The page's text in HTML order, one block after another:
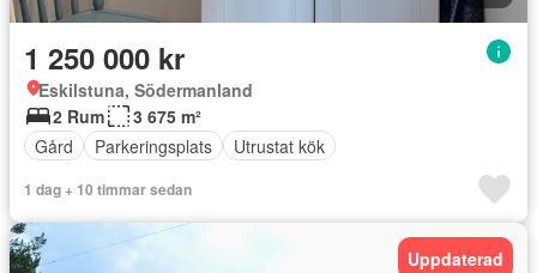
1 250 000 kr
Eskilstuna, Södermanland
2 Rum
3 675 m²
Gård
Parkeringsplats Utrustat kök
1 dag + 10 timmar sedan
Uppdaterad